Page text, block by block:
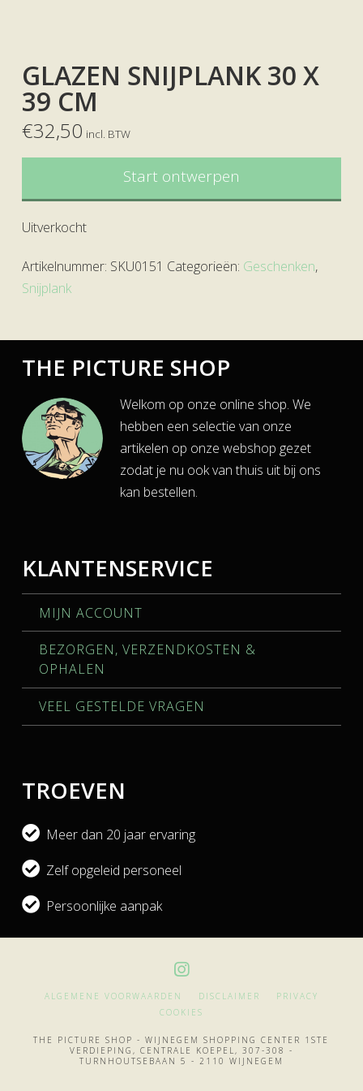
GLAZEN SNIJPLANK 30 X
39 CM
€32,50 incl. BTW
Start ontwerpen
Uitverkocht
Artikelnummer: SKU0151 Categorieën: Geschenken,
Snijplank
THE PICTURE SHOP
Welkom op onze online shop. We
hebben een selectie van onze
artikelen op onze webshop gezet
zodat je nu ook van thuis uit bij ons
kan bestellen.
KLANTENSERVICE
MIJN ACCOUNT
BEZORGEN, VERZENDKOSTEN &
OPHALEN
VEEL GESTELDE VRAGEN
TROEVEN
Meer dan 20 jaar ervaring
Zelf opgeleid personeel
Persoonlijke aanpak
ALGEMENE VOORWAARDEN DISCLAIMER
PRIVACY
COOKIES
THE PICTURE SHOP - WIJNEGEM SHOPPING CENTER 1STE
VERDIEPING, CENTRALE KOEPEL, 307-308 -
TURNHOUTSEBAAN 5 - 2110 WIJNEGEM